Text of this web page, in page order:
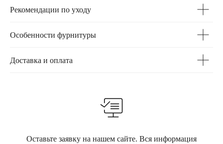
Рекомендации по уходу
Особенности фурнитуры
Доставка и оплата
Оставьте заявку на нашем сайте. Вся информация